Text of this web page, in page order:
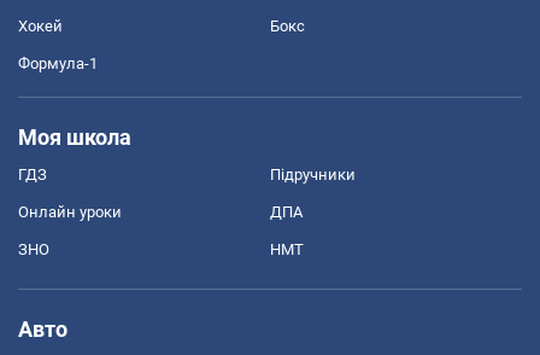
Хокей Бокс
Формула-1
Моя школа
ГДЗ Підручники
Онлайн уроки ДПА
ЗНО НМТ
Авто